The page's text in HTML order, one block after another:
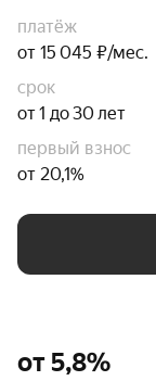
платёж
от 15 045 ₽/мес.
срок
от 1 до 30 лет
первый взнос
от 20,1%
от 5,8%